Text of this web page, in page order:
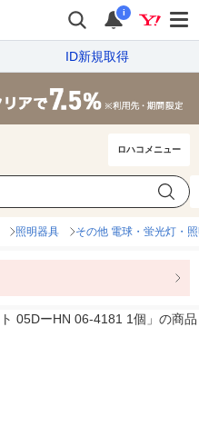
i
ID新規取得
ロハコメニュー
照明器具 その他 電球・蛍光灯・